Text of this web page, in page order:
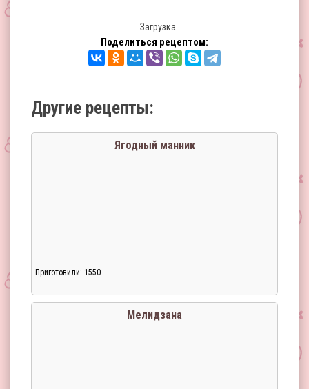
Загрузка...
Поделиться рецептом:
Другие рецепты:
Ягодный манник
Приготовили: 1550
Мелидзана